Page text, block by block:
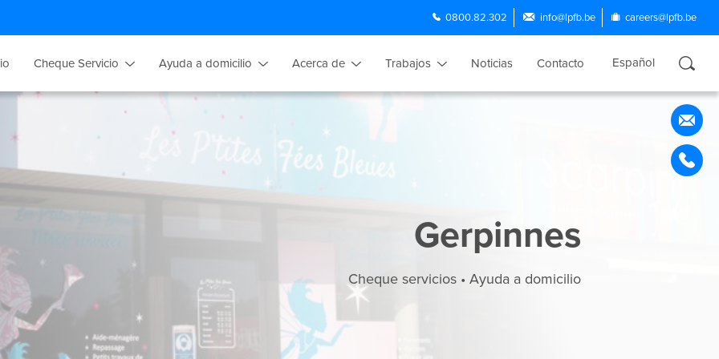
0800.82.302 info@lpfb.be careers@lpfb.be
Cheque Servicio Ayuda a domicilio Acerca de Trabajos Noticias Contacto Español
Français
Nederlands
Gerpinnes
Cheque servicios • Ayuda a domicilio